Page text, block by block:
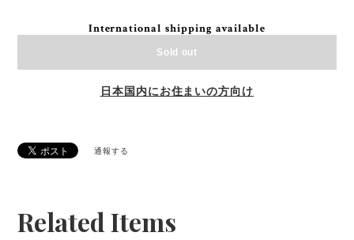
International shipping available
Sold out
日本国内にお住まいの方向け
通報する
Related Items